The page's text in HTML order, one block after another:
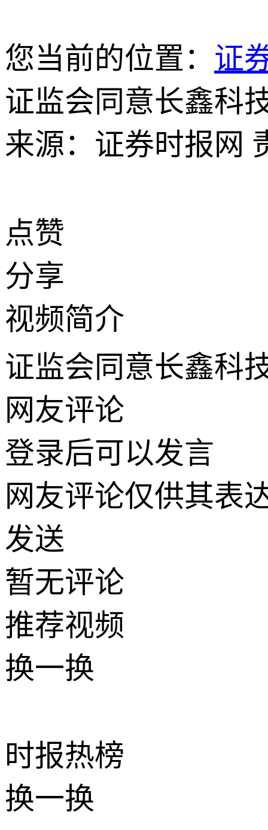
您当前的位置： 证
证监会同意长鑫科
来源：证券时报网
点赞
分享
视频简介
证监会同意长鑫科
网友评论
登录后可以发言
网友评论仅供其表
发送
暂无评论
推荐视频
换一换
时报热榜
换一换